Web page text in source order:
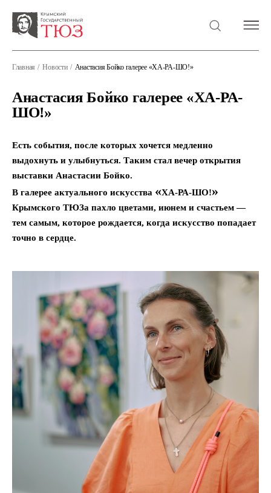
Главная Новости Анастасия Бойко галерее «ХА-РА-ШО!»
Анастасия Бойко галерее «ХА-РА-
ШО!»
Есть события, после которых хочется медленно
выдохнуть и улыбнуться. Таким стал вечер открытия
выставки Анастасии Бойко.
В галерее актуального искусства «ХА-РА-ШО!»
Крымского ТЮЗа пахло цветами, июнем и счастьем —
тем самым, которое рождается, когда искусство попадает
точно в сердце.